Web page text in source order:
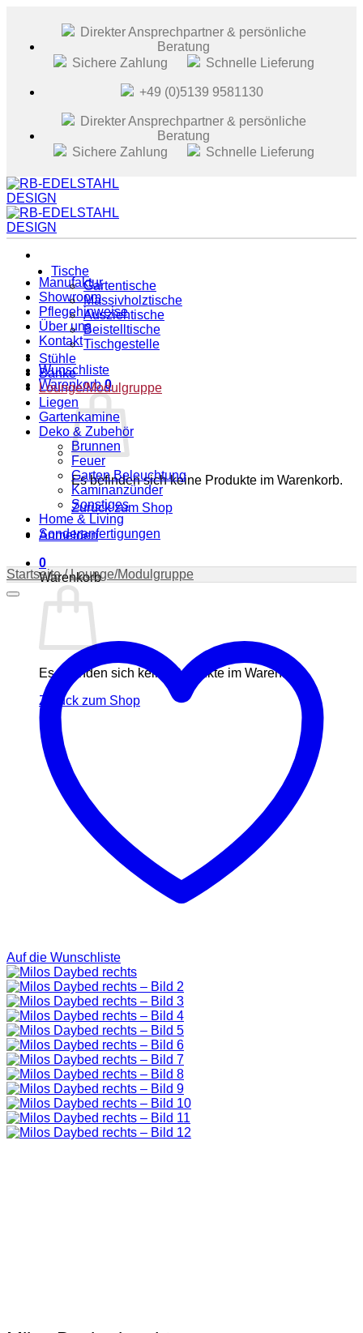
Direkter Ansprechpartner & persönliche
Beratung
Sichere Zahlung
Schnelle Lieferung
+49 (0)5139 9581130
Direkter Ansprechpartner & persönliche
Beratung
Sichere Zahlung
Schnelle Lieferung
Manufaktur
Showroom
Pflegehinweise
Über uns
Kontakt
Wunschliste
Warenkorb0
Es befinden sich keine Produkte im Warenkorb.
Zurück zum Shop
Anmelden
0
Warenkorb
Es befinden sich keine Produkte im Warenkorb.
Zurück zum Shop
Tische
Gartentische
Massivholztische
Ausziehtische
Beistelltische
Tischgestelle
Stühle
Bänke
Lounge/Modulgruppe
Liegen
Gartenkamine
Deko & Zubehör
Brunnen
Feuer
Garten Beleuchtung
Kaminanzünder
Sonstiges
Home & Living
Sonderanfertigungen
Startseite / Lounge/Modulgruppe
Auf die Wunschliste